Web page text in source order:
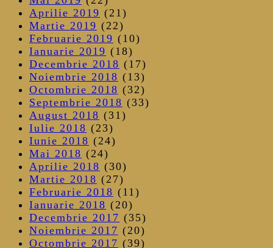
Aprilie 2019 (21)
Martie 2019 (22)
Februarie 2019 (10)
Ianuarie 2019 (18)
Decembrie 2018 (17)
Noiembrie 2018 (13)
Octombrie 2018 (32)
Septembrie 2018 (33)
August 2018 (31)
Iulie 2018 (23)
Iunie 2018 (24)
Mai 2018 (24)
Aprilie 2018 (30)
Martie 2018 (27)
Februarie 2018 (11)
Ianuarie 2018 (20)
Decembrie 2017 (35)
Noiembrie 2017 (20)
Octombrie 2017 (39)